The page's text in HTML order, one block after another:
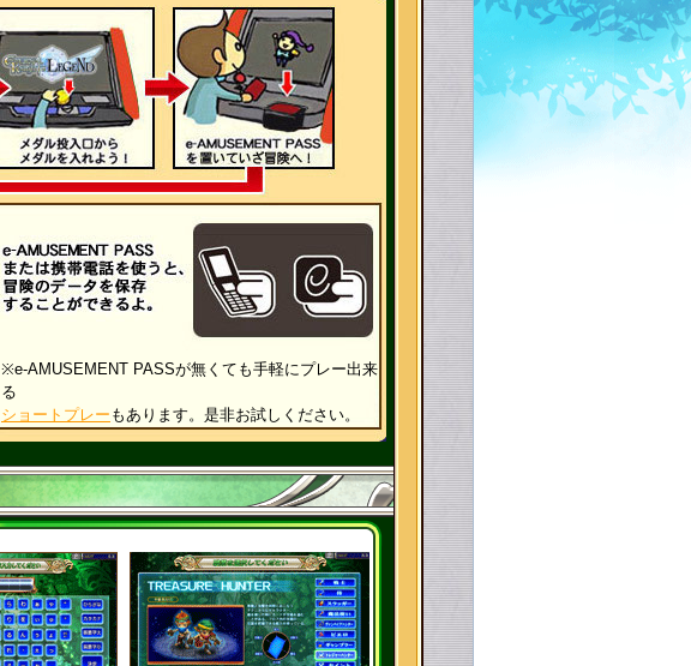
※e-AMUSEMENT PASSが無くても手軽にプレー出来
る
ショートプレー もあります。是非お試しください。